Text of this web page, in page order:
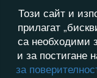
Този сайт и
прилагат
са необходими
и за постигане
за